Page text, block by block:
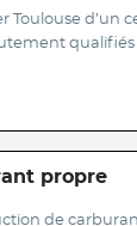
Toulouse d’un
qualifiés
propre
de